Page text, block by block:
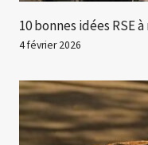
10 bonnes idées RSE
4 février 2026